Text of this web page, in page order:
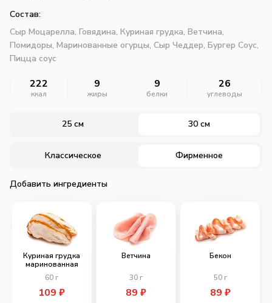
Состав:
Сыр Моцарелла, Говядина, Куриная грудка, Ветчина,
Помидоры, Маринованные огурцы, Сыр Чеддер, Бургер Соус,
Пицца соус
222
ккал
9
жиры
9
белки
26
углеводы
25 см 30 см
Классическое Фирменное
Добавить ингредиенты
Куриная грудка
маринованная
60 г
109₽
Ветчина
30г
89 ₽
Бекон
50г
89 ₽